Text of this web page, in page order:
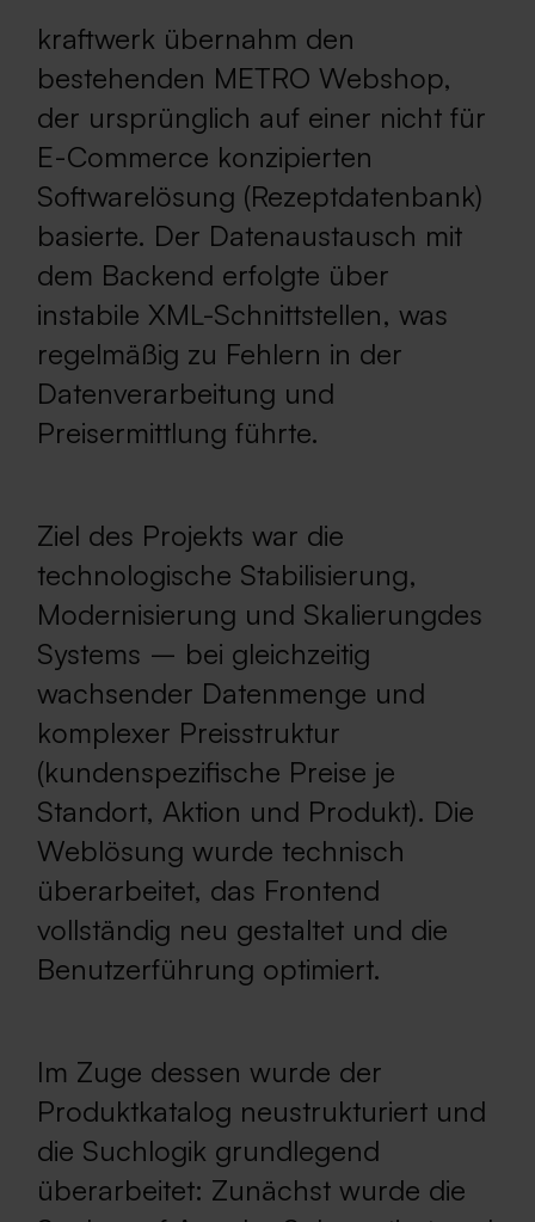
kraftwerk übernahm den
bestehenden METRO Webshop,
der ursprünglich auf einer nicht für
E-Commerce konzipierten
Softwarelösung (Rezeptdatenbank)
basierte. Der Datenaustausch mit
dem Backend erfolgte über
instabile XML-Schnittstellen, was
regelmäßig zu Fehlern in der
Datenverarbeitung und
Preisermittlung führte.
Ziel des Projekts war die
technologische Stabilisierung,
Modernisierung und Skalierungdes
Systems – bei gleichzeitig
wachsender Datenmenge und
komplexer Preisstruktur
(kundenspezifische Preise je
Standort, Aktion und Produkt). Die
Weblösung wurde technisch
überarbeitet, das Frontend
vollständig neu gestaltet und die
Benutzerführung optimiert.
Im Zuge dessen wurde der
Produktkatalog neustrukturiert und
die Suchlogik grundlegend
überarbeitet: Zunächst wurde die